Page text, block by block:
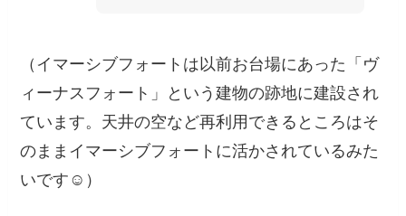
（イマーシブフォートは以前お台場にあった「ヴ
ィーナスフォート」という建物の跡地に建設され
ています。天井の空など再利用できるところはそ
のままイマーシブフォートに活かされているみた
いです☺️）